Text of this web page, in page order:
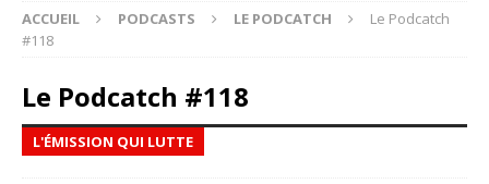
ACCUEIL PODCASTS LE PODCATCH
Le Podcatch
#118
Le Podcatch #118
L'ÉMISSION QUI LUTTE